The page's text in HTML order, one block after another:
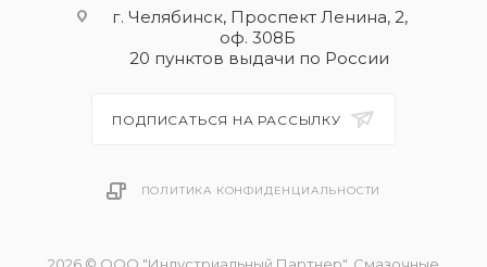
г. Челябинск, Проспект Ленина, 2,
оф. 308Б
20 пунктов выдачи по России
ПОДПИСАТЬСЯ НА РАССЫЛКУ
ПОЛИТИКА КОНФИДЕНЦИАЛЬНОСТИ